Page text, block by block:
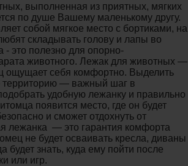
выполненная из приятных, мягких
по душе Вашему маленькому другу.
собой мягкое место с бортиками, на
складывать голову и лапы во
- это полезно для опорно-
животного. Лежак для животных —
ощущает себя комфортно. Выделить
территорию — важный шаг в
удобную лежанку и правильно
появится место, где он будет
и сможет отдохнуть от
лежанка — это гарантия комфорта
не будет осваивать кресла, диваны
будет знать, куда ему пойти после
или игр.